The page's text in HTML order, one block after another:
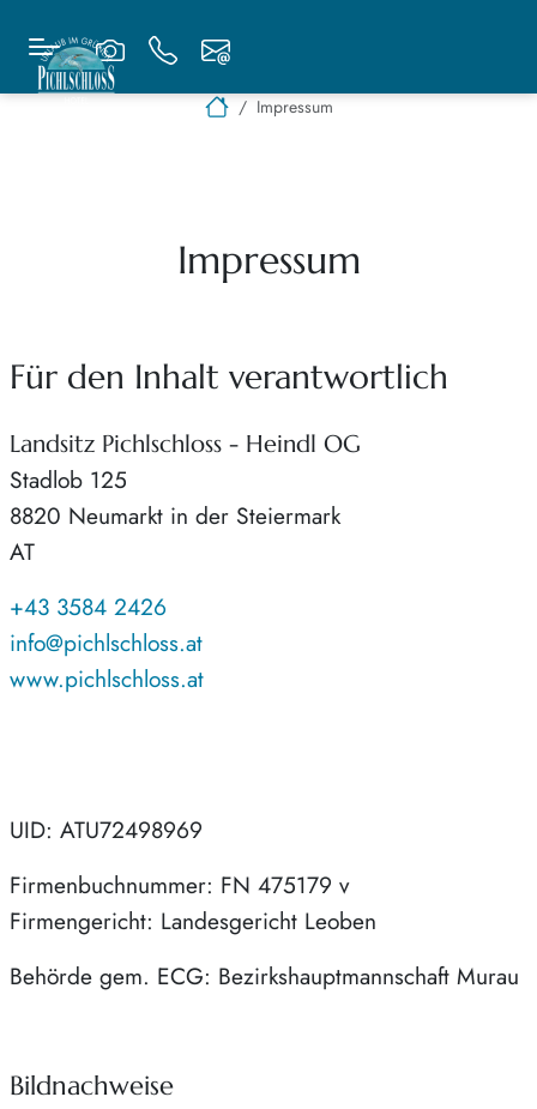
Impressum
Impressum
Für den Inhalt verantwortlich
Landsitz Pichlschloss - Heindl OG
Stadlob 125
8820 Neumarkt in der Steiermark
AT
+43 3584 2426
info@pichlschloss.at
www.pichlschloss.at
UID: ATU72498969
Firmenbuchnummer: FN 475179 v
Firmengericht: Landesgericht Leoben
Behörde gem. ECG: Bezirkshauptmannschaft Murau
Bildnachweise